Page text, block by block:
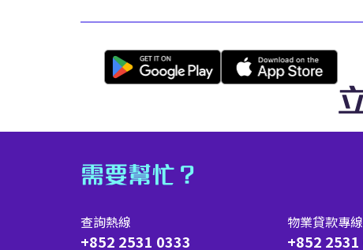
需要幫忙？
查詢熱線
+852 2531 0333
物業貸款專線
+852